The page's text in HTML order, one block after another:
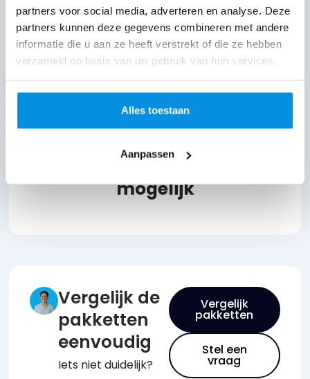
partners voor social media, adverteren en analyse. Deze
partners kunnen deze gegevens combineren met andere
informatie die u aan ze heeft verstrekt of die ze hebben
verzameld op basis van uw gebruik van hun services.
Alles toestaan
Aanpassen
Extra focus op laadsnelheid, stabiliteit
en prestaties
Schaalbaar opgebouwd voor
toekomstige groei
Betalen in termijnen
mogelijk
Vergelijk de
pakketten
eenvoudig
Iets niet duidelijk?
Vergelijk
pakketten
Stel een
vraag